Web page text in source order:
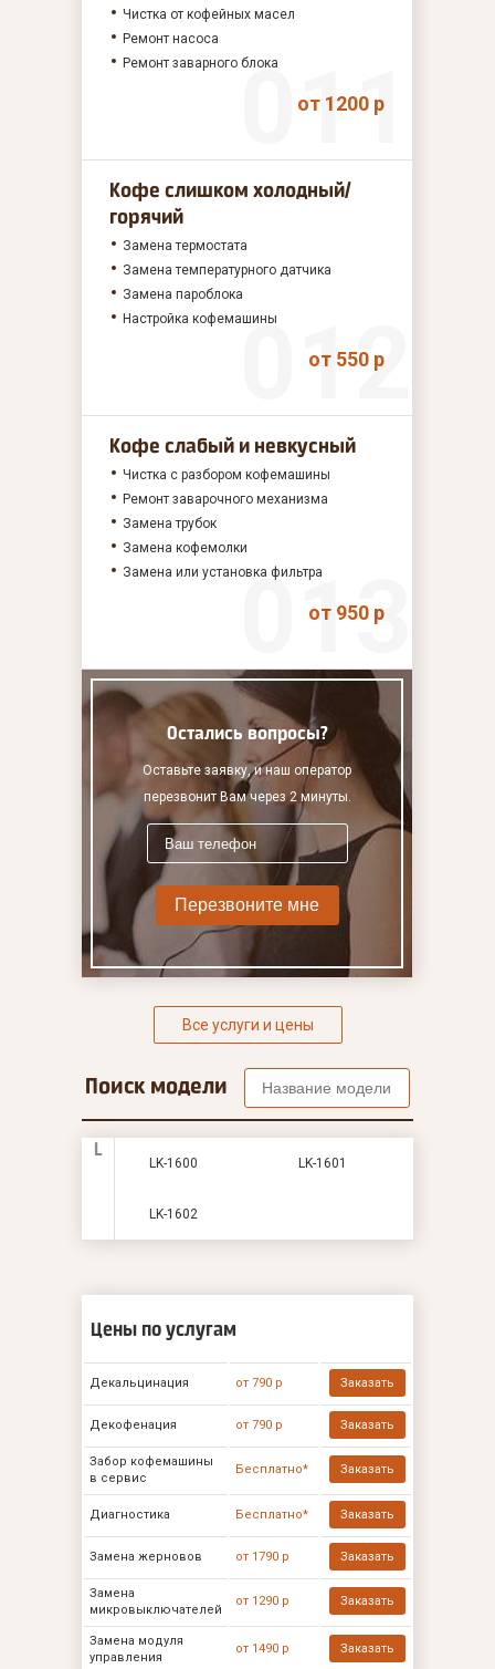
Чистка от кофейных масел
Ремонт насоса
Ремонт заварного блока
от 1200 р
Кофе слишком холодный/
горячий
Замена термостата
Замена температурного датчика
Замена пароблока
Настройка кофемашины
от 550 р
Кофе слабый и невкусный
Чистка с разбором кофемашины
Ремонт заварочного механизма
Замена трубок
Замена кофемолки
Замена или установка фильтра
от 950 р
Остались вопросы?
Оставьте заявку, и наш оператор
перезвонит Вам через 2 минуты.
Перезвоните мне
Все услуги и цены
Поиск модели
L
LK-1600 LK-1601
LK-1602
Цены по услугам
Декальцинация от 790 р Заказать
Декофенация от 790 р Заказать
Забор кофемашины
в сервис
Бесплатно* Заказать
Диагностика Бесплатно* Заказать
Замена жерновов от 1790 р Заказать
Замена
микровыключателей
от 1290 р Заказать
Замена модуля
управления
от 1490 р Заказать